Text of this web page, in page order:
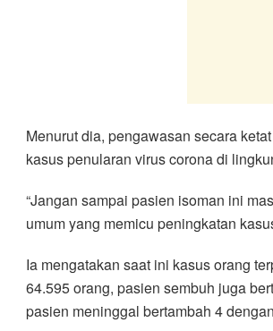
Menurut dia, pengawasan secara
kasus penularan virus corona di
“Jangan sampai pasien isoman ini
umum yang memicu peningkatan
Ia mengatakan saat ini kasus orang
64.595 orang, pasien sembuh juga
pasien meninggal bertambah 4